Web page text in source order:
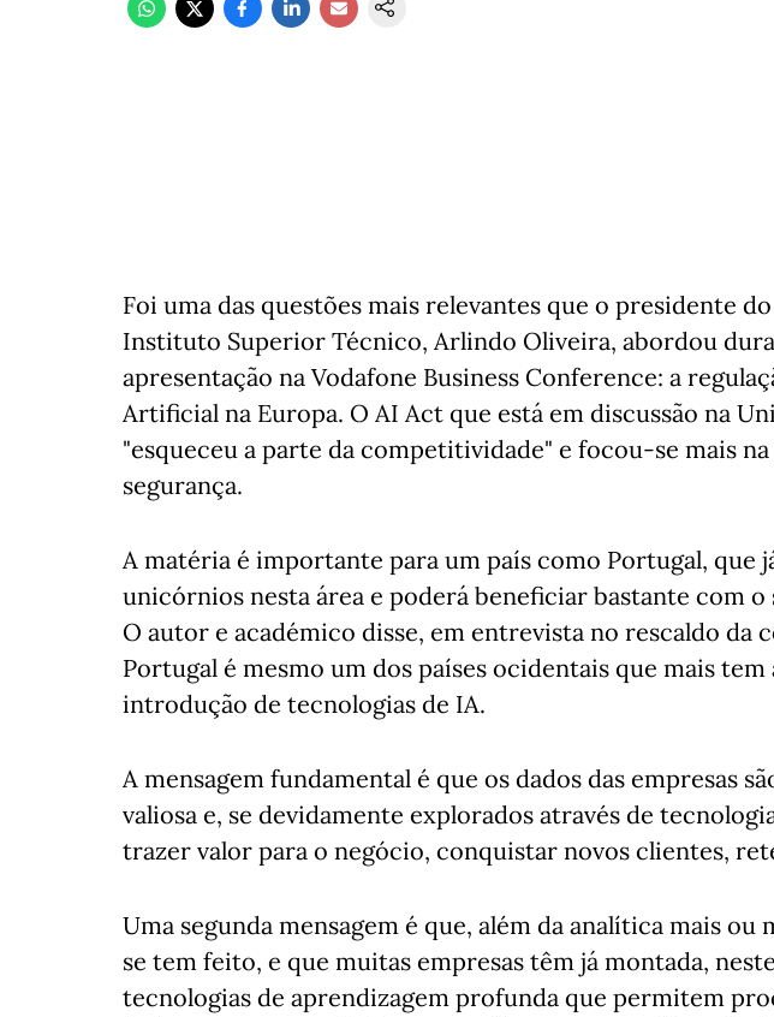
Foi uma das questões mais relevantes que o presidente
Instituto Superior Técnico, Arlindo Oliveira, abordou
apresentação na Vodafone Business Conference: a
Artificial na Europa. O AI Act que está em discussão na
"esqueceu a parte da competitividade" e focou-se mais
segurança.
A matéria é importante para um país como Portugal, que
unicórnios nesta área e poderá beneficiar bastante com o
O autor e académico disse, em entrevista no rescaldo da
Portugal é mesmo um dos países ocidentais que mais tem
introdução de tecnologias de IA.
A mensagem fundamental é que os dados das empresas
valiosa e, se devidamente explorados através de
trazer valor para o negócio, conquistar novos clientes,
Uma segunda mensagem é que, além da analítica mais
se tem feito, e que muitas empresas têm já montada,
tecnologias de aprendizagem profunda que permitem